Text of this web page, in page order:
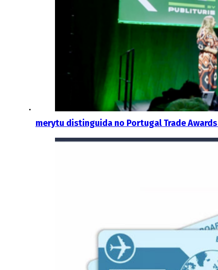
merytu distinguida no Portugal Trade